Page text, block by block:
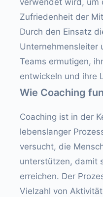
verwendet wird, um
Zufriedenheit der
Durch den Einsatz
Unternehmensleiter
Teams ermutigen,
entwickeln und ihre
Wie Coaching
Coaching ist in der
lebenslanger
versucht, die
unterstützen, damit
erreichen. Der
Vielzahl von